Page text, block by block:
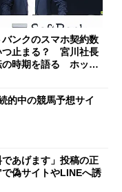
バンクのスマホ契約数
つ止まる？ 宮川社長
の時期を語る ホッピ
的中の競馬予想サイ
あげます」投稿の正
偽サイトやLINEへ誘